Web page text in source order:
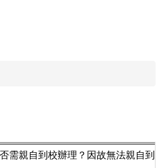
需親自到校辦理？因故無法親自到